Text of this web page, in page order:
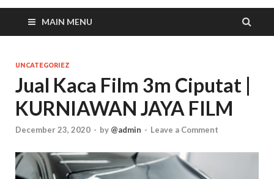
MAIN MENU
UNCATEGORIEZ
Jual Kaca Film 3m Ciputat |
KURNIAWAN JAYA FILM
December 23, 2020 - by @admin - Leave a Comment